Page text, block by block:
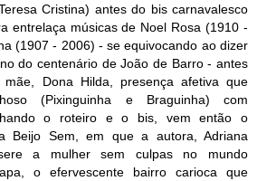
Cristina) antes do bis carnavalesco
entrelaça músicas de Noel Rosa (1910 -
(1907 - 2006) - se equivocando ao dizer
do centenário de João de Barro - antes
Dona Hilda, presença afetiva que
(Pixinguinha e Braguinha) com
o roteiro e o bis, vem então o
Beijo Sem, em que a autora, Adriana
a mulher sem culpas no mundo
o efervescente bairro carioca que